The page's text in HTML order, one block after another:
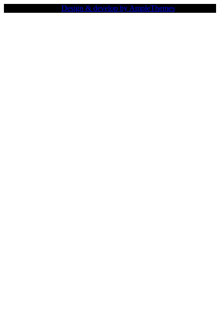
Design & develop by AmpleThemes